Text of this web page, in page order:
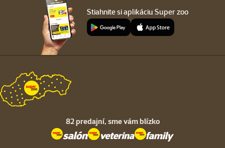
Stiahnite si aplikáciu Super zoo
82 predajní, sme vám blízko